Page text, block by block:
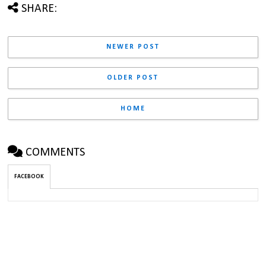
SHARE:
NEWER POST
OLDER POST
HOME
COMMENTS
FACEBOOK